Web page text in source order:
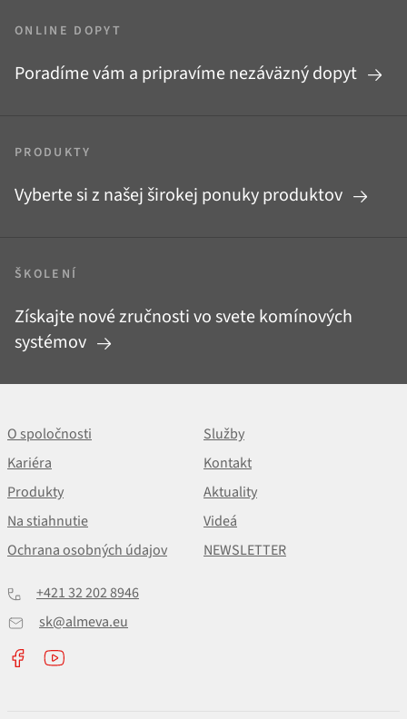
ONLINE DOPYT
Poradíme vám a pripravíme nezáväzný dopyt
PRODUKTY
Vyberte si z našej širokej ponuky produktov
ŠKOLENÍ
Získajte nové zručnosti vo svete komínových
systémov
O spoločnosti
Služby
Kariéra
Kontakt
Produkty
Aktuality
Na stiahnutie
Videá
Ochrana osobných údajov
NEWSLETTER
+421 32 202 8946
sk@almeva.eu